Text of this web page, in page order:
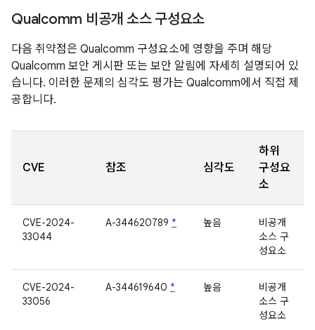
Qualcomm 비공개 소스 구성요소
다음 취약점은 Qualcomm 구성요소에 영향을 주며 해당
Qualcomm 보안 게시판 또는 보안 알림에 자세히 설명되어 있
습니다. 이러한 문제의 심각도 평가는 Qualcomm에서 직접 제
공합니다.
CVE 참조 심각도
하위
구성요
소
CVE-2024-
33044
A-344620789 * 높음
비공개
소스 구
성요소
CVE-2024-
33056
A-344619640 * 높음
비공개
소스 구
성요소